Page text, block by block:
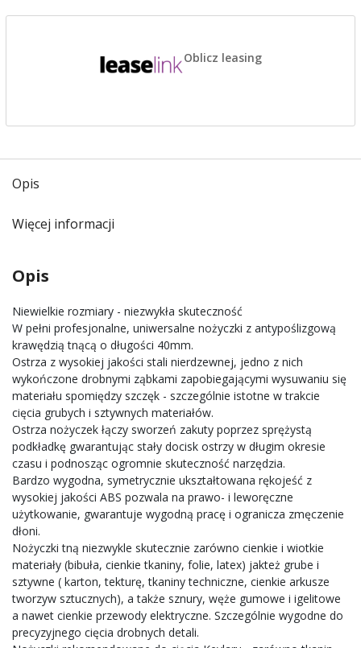
Oblicz leasing
Opis
Więcej informacji
Opis
Niewielkie rozmiary - niezwykła skuteczność
W pełni profesjonalne, uniwersalne nożyczki z antypoślizgową
krawędzią tnącą o długości 40mm.
Ostrza z wysokiej jakości stali nierdzewnej, jedno z nich
wykończone drobnymi ząbkami zapobiegającymi wysuwaniu się
materiału spomiędzy szczęk - szczególnie istotne w trakcie
cięcia grubych i sztywnych materiałów.
Ostrza nożyczek łączy sworzeń zakuty poprzez sprężystą
podkładkę gwarantując stały docisk ostrzy w długim okresie
czasu i podnosząc ogromnie skuteczność narzędzia.
Bardzo wygodna, symetrycznie ukształtowana rękojeść z
wysokiej jakości ABS pozwala na prawo- i leworęczne
użytkowanie, gwarantuje wygodną pracę i ogranicza zmęczenie
dłoni.
Nożyczki tną niezwykle skutecznie zarówno cienkie i wiotkie
materiały (bibuła, cienkie tkaniny, folie, latex) jakteż grube i
sztywne ( karton, tekturę, tkaniny techniczne, cienkie arkusze
tworzyw sztucznych), a także sznury, węże gumowe i igelitowe
a nawet cienkie przewody elektryczne. Szczególnie wygodne do
precyzyjnego cięcia drobnych detali.